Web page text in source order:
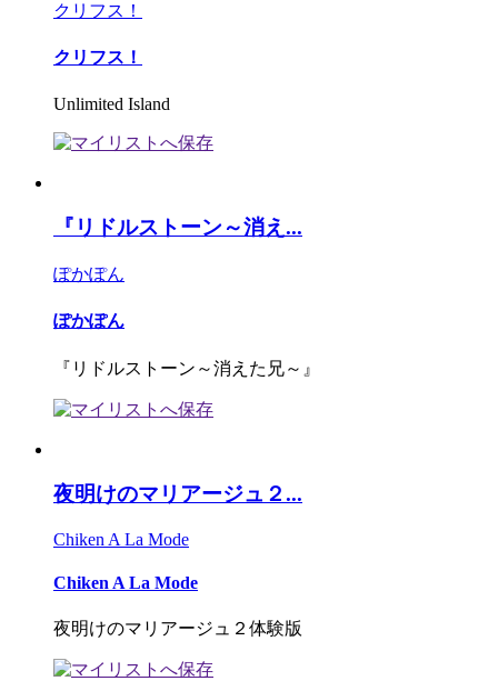
クリフス！
クリフス！
Unlimited Island
『リドルストーン～消え...
ぽかぽん
ぽかぽん
『リドルストーン～消えた兄～』
夜明けのマリアージュ２...
Chiken A La Mode
Chiken A La Mode
夜明けのマリアージュ２体験版